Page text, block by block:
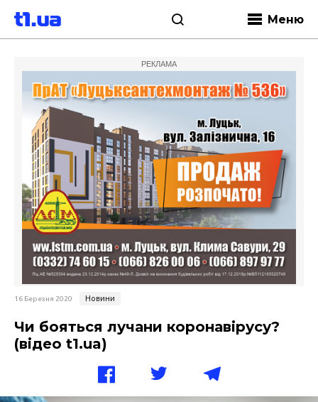
Меню
РЕКЛАМА
16 Березня 2020 Новини
Чи бояться лучани коронавірусу?
(відео t1.ua)